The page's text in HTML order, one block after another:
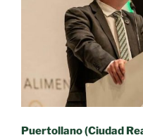
de
agua
para
el
riego»
Puertollano (Ciudad